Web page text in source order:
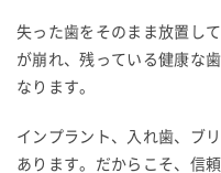
失った歯をそのまま放置し
が崩れ、残っている健康な
なります。
インプラント、入れ歯、ブ
あります。だからこそ、信